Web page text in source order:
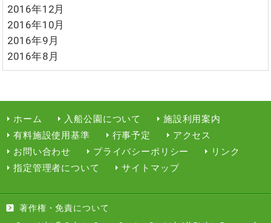
2016年12月
2016年10月
2016年9月
2016年8月
ホーム 入船公園について
施設利用案内
有料施設使用基準
行事予定
アクセス
お問い合わせ
プライバシーポリシー
リンク
指定管理者について
サイトマップ
著作権・免責について